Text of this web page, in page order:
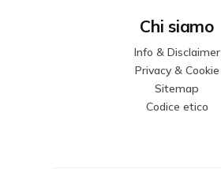
Chi siamo
Info & Disclaimer
Privacy & Cookie
Sitemap
Codice etico